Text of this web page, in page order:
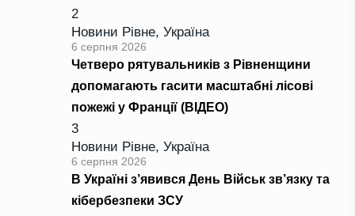
2
Новини Рівне, Україна
6 серпня 2026
Четверо рятувальників з Рівненщини
допомагають гасити масштабні лісові
пожежі у Франції (ВІДЕО)
3
Новини Рівне, Україна
6 серпня 2026
В Україні з’явився День Військ зв’язку та
кібербезпеки ЗСУ